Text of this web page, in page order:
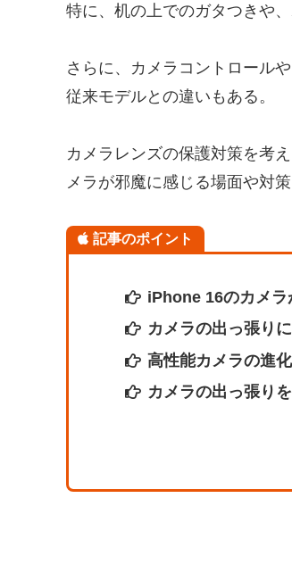
特に、机の上でのガタつきや
さらに、カメラコントロール
従来モデルとの違いもある。
カメラレンズの保護対策を考
メラが邪魔に感じる場面や対
記事のポイント
iPhone 16のカメラ
カメラの出っ張り
高性能カメラの進
カメラの出っ張り